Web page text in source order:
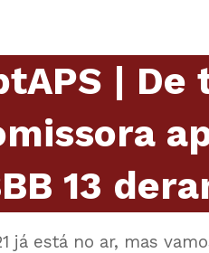
| De
13
já está no ar, mas